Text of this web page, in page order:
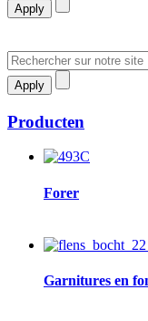
Producten
Image
Forer
Image
Garnitures en